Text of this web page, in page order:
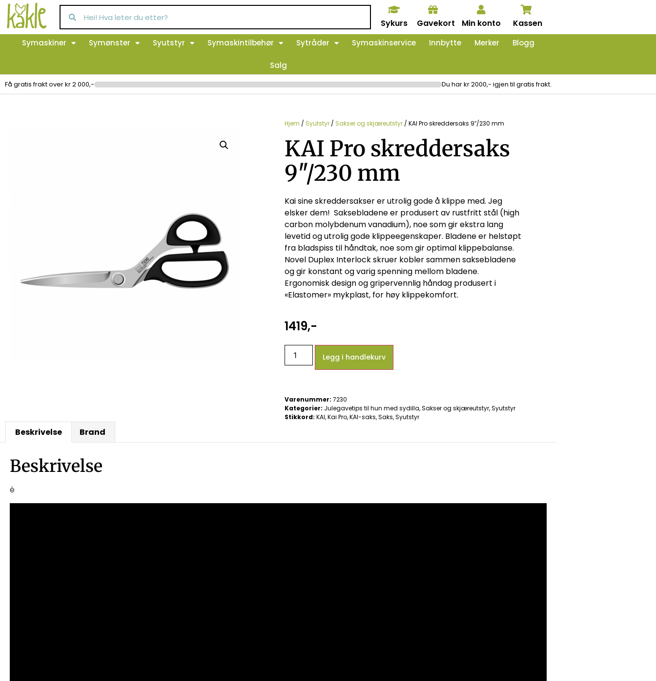
Sykurs Gavekort Min konto Kassen
Symaskiner Symønster Syutstyr Symaskintilbehør Sytråder Symaskinservice Innbytte Merker Blogg
Salg
Få gratis frakt over kr 2 000,- Du har kr 2000,- igjen til gratis frakt.
Hjem / Syutstyr / Sakser og skjæreutstyr / KAI Pro skreddersaks 9″/230 mm
KAI Pro skreddersaks
9″/230 mm
Kai sine skreddersakser er utrolig gode å klippe med. Jeg
elsker dem! Saksebladene er produsert av rustfritt stål (high
carbon molybdenum vanadium), noe som gir ekstra lang
levetid og utrolig gode klippeegenskaper. Bladene er helstøpt
fra bladspiss til håndtak, noe som gir optimal klippebalanse.
Novel Duplex Interlock skruer kobler sammen saksebladene
og gir konstant og varig spenning mellom bladene.
Ergonomisk design og gripervennlig håndag produsert i
«Elastomer» mykplast, for høy klippekomfort.
1419,-
Legg i handlekurv
Varenummer: 7230
Kategorier: Julegavetips til hun med sydilla,Sakser og skjæreutstyr,Syutstyr
Stikkord: KAI,Kai Pro,KAI-saks,Saks,Syutstyr
Beskrivelse Brand
Beskrivelse
é